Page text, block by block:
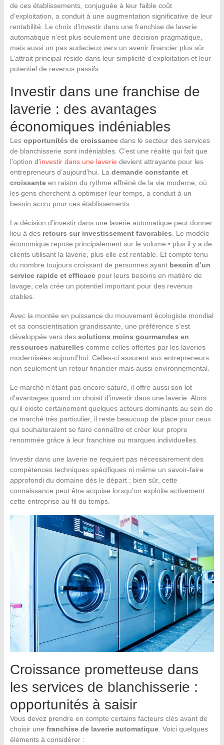
de ces établissements, conjuguée à leur faible coût
d’exploitation, a conduit à une augmentation significative de leur
rentabilité. Le choix d’investir dans une franchise de laverie
automatique n’est plus seulement une décision pragmatique,
mais aussi un pas audacieux vers un avenir financier plus sûr.
L’attrait principal réside dans leur simplicité d’exploitation et leur
potentiel de revenus passifs.
Investir dans une franchise de
laverie : des avantages
économiques indéniables
Les opportunités de croissancedans le secteur des services
de blanchisserie sont indéniables. C’est une réalité qui fait que
l’option d’investir dans une laverie devient attrayante pour les
entrepreneurs d’aujourd’hui. La demande constante et
croissanteen raison du rythme effréné de la vie moderne, où
les gens cherchent à optimiser leur temps, a conduit à un
besoin accru pour ces établissements.
La décision d’investir dans une laverie automatique peut donner
lieu à des retours sur investissement favorables. Le modèle
économique repose principalement sur le volume • plus il y a de
clients utilisant la laverie, plus elle est rentable. Et compte tenu
du nombre toujours croissant de personnes ayant besoin d’un
service rapide et efficacepour leurs besoins en matière de
lavage, cela crée un potentiel important pour des revenus
stables.
Avec la montée en puissance du mouvement écologiste mondial
et sa conscientisation grandissante, une préférence s’est
développée vers des solutions moins gourmandes en
ressources naturelles comme celles offertes par les laveries
modernisées aujourd’hui. Celles-ci assurent aux entrepreneurs
non seulement un retour financier mais aussi environnemental.
Le marché n’étant pas encore saturé, il offre aussi son lot
d’avantages quand on choisit d’investir dans une laverie. Alors
qu’il existe certainement quelques acteurs dominants au sein de
ce marché très particulier, il reste beaucoup de place pour ceux
qui souhaiteraient se faire connaître et créer leur propre
renommée grâce à leur franchise ou marques individuelles.
Investir dans une laverie ne requiert pas nécessairement des
compétences techniques spécifiques ni même un savoir-faire
approfondi du domaine dès le départ ; bien sûr, cette
connaissance peut être acquise lorsqu’on exploite activement
cette entreprise au fil du temps.
Croissance prometteuse dans
les services de blanchisserie :
opportunités à saisir
Vous devez prendre en compte certains facteurs clés avant de
choisir une franchise de laverie automatique. Voici quelques
éléments à considérer :